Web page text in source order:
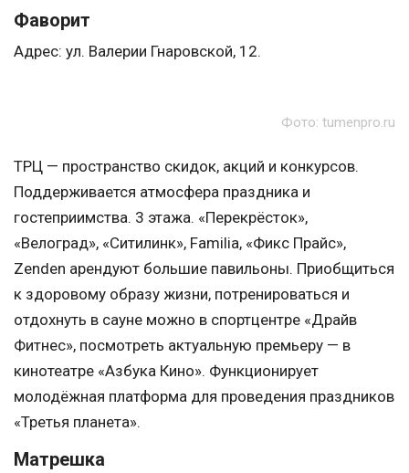
Фаворит
Адрес: ул. Валерии Гнаровской, 12.
Фото: tumenpro.ru
ТРЦ — пространство скидок, акций и конкурсов.
Поддерживается атмосфера праздника и
гостеприимства. 3 этажа. «Перекрёсток»,
«Велоград», «Ситилинк», Familia, «Фикс Прайс»,
Zenden арендуют большие павильоны. Приобщиться
к здоровому образу жизни, потренироваться и
отдохнуть в сауне можно в спортцентре «Драйв
Фитнес», посмотреть актуальную премьеру — в
кинотеатре «Азбука Кино». Функционирует
молодёжная платформа для проведения праздников
«Третья планета».
Матрешка